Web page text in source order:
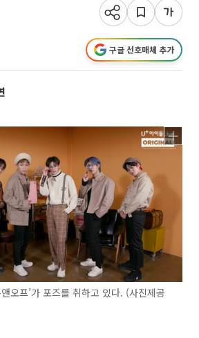
구글 선호매체 추가
오프’가 포즈를 취하고 있다. (사진제공